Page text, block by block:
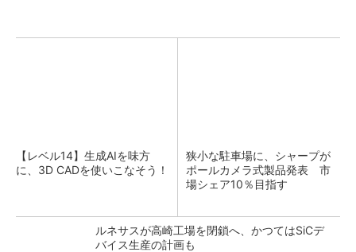
【レベル14】生成AIを味方
に、3D CADを使いこなそう！
狭小な駐車場に、シャープが
ポールカメラ式製品発表 市
場シェア10％目指す
ルネサスが高崎工場を閉鎖へ、かつてはSiCデ
バイス生産の計画も